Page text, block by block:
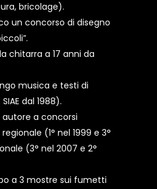
bricolage).
un concorso di disegno
chitarra a 17 anni da
musica e testi di
dal 1988).
a concorsi
(1° nel 1999 e 3°
(3° nel 2007 e 2°
a 3 mostre sui fumetti